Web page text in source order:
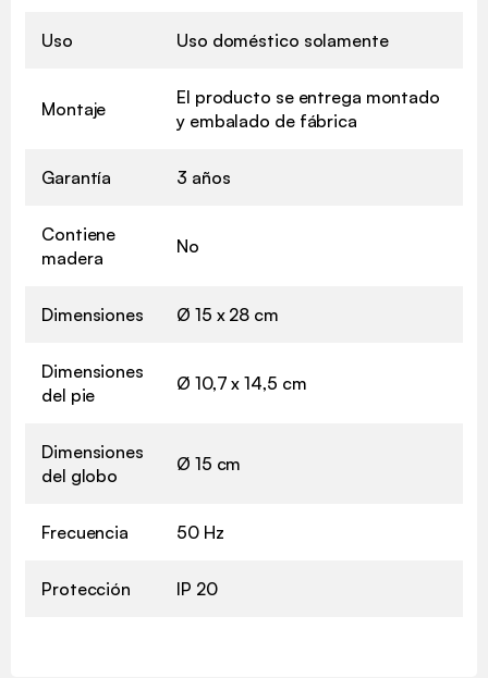
Uso Uso doméstico solamente
Montaje
El producto se entrega montado
y embalado de fábrica
Garantía 3 años
Contiene
madera
No
Dimensiones Ø 15 x 28 cm
Dimensiones
del pie
Ø 10,7 x 14,5 cm
Dimensiones
del globo
Ø 15 cm
Frecuencia 50 Hz
Protección IP 20